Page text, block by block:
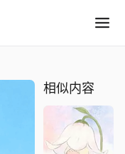
相似内容